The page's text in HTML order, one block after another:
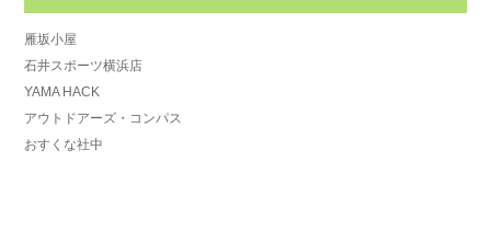
雁坂小屋
石井スポーツ横浜店
YAMA HACK
アウトドアーズ・コンパス
おすくな社中